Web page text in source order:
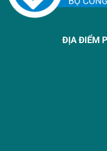
ĐỊA ĐIỂM